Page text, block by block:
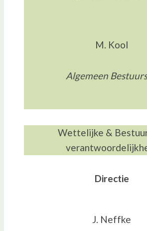
M. Kool
Algemeen
Wettelijke &
Directie
J. Neffke